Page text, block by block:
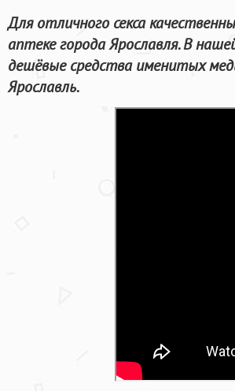
Для отличного секса
аптеке города Ярославля. В
дешёвые средства именитых
Ярославль.